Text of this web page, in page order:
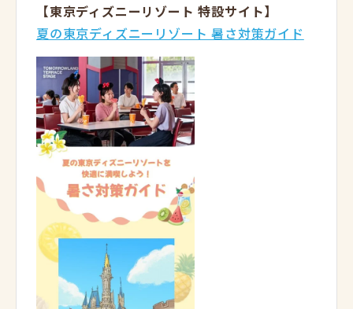
【東京ディズニーリゾート 特設サイト】
夏の東京ディズニーリゾート 暑さ対策ガイド